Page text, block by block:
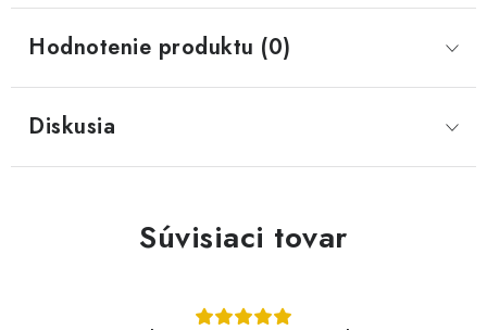
Hodnotenie produktu (0)
Diskusia
Súvisiaci tovar